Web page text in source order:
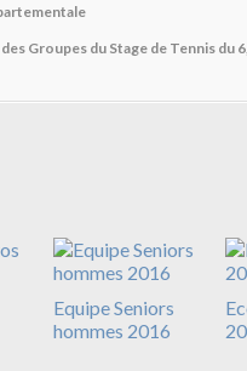
Groupes du Stage de Tennis du
Equipe Seniors
hommes 2016